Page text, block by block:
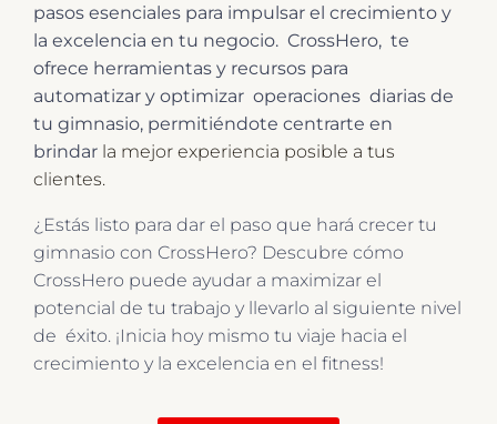
pasos esenciales para impulsar el crecimiento y
la excelencia en tu negocio. CrossHero, te
ofrece herramientas y recursos para
automatizar y optimizar operaciones diarias de
tu gimnasio, permitiéndote centrarte en
brindar la mejor experiencia posible a tus
clientes.
¿Estás listo para dar el paso que hará crecer tu
gimnasio con CrossHero? Descubre cómo
CrossHero puede ayudar a maximizar el
potencial de tu trabajo y llevarlo al siguiente nivel
de éxito. ¡Inicia hoy mismo tu viaje hacia el
crecimiento y la excelencia en el fitness!